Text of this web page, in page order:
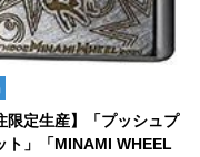
限定生産】「プッシュプ
ト」「MINAMI WHEEL